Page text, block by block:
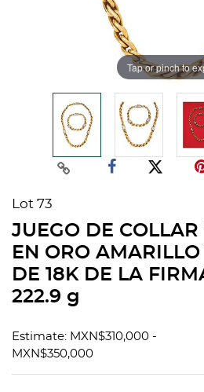
Tap or pinch to
Lot 73
JUEGO DE COLLAR
EN ORO
DE 18K DE LA
222.9 g
Estimate: MXN$310,000 -
MXN$350,000